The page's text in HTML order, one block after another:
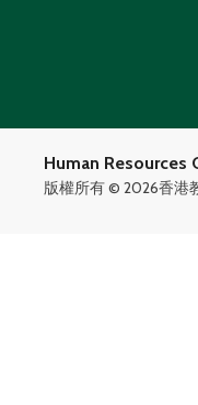
Human Resources
版權所有 © 2026香港